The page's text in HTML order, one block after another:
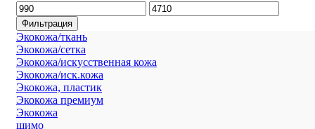
Минимальная
цена
Максимальная
цена
Фильтрация
Экокожа/ткань
Экокожа/сетка
Экокожа/искусственная кожа
Экокожа/иск.кожа
Экокожа, пластик
Экокожа премиум
Экокожа
шимо